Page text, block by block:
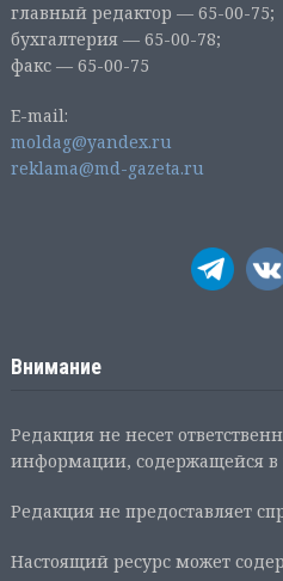
главный редактор — 65-00-75;
бухгалтерия — 65-00-78;
факс — 65-00-75
E-mail:
moldag@yandex.ru
reklama@md-gazeta.ru
Внимание
Редакция не несет
информации, содержащейся в
Редакция не предоставляет
Настоящий ресурс может